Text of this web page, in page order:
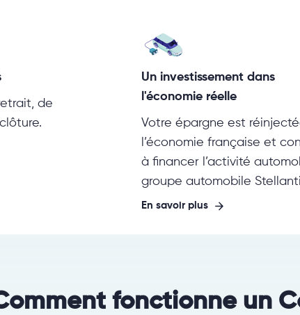
de
Un investissement dans
l'économie réelle
Votre épargne est
l’économie française et
à financer l’activité
groupe automobile
En savoir plus
fonctionne un